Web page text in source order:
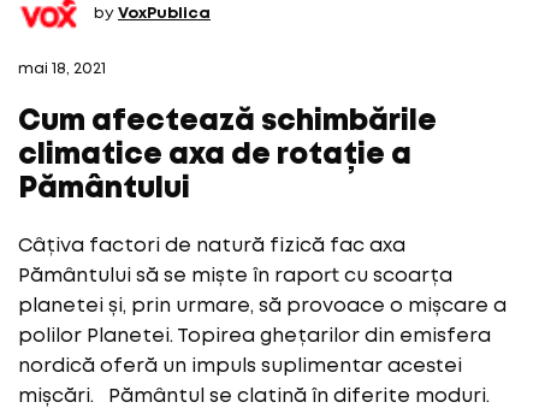
by VoxPublica
mai 18, 2021
Cum afectează schimbările
climatice axa de rotație a
Pământului
Câțiva factori de natură fizică fac axa
Pământului să se miște în raport cu scoarța
planetei și, prin urmare, să provoace o mișcare a
polilor Planetei. Topirea ghețarilor din emisfera
nordică oferă un impuls suplimentar acestei
mișcări. Pământul se clatină în diferite moduri.